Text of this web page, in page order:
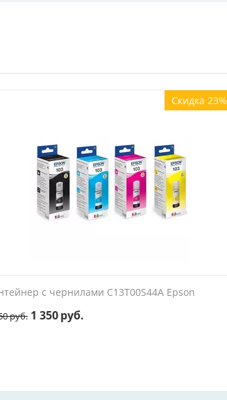
Скидка 23%
с чернилами C13T00S44A Epson
руб. 1 350руб.